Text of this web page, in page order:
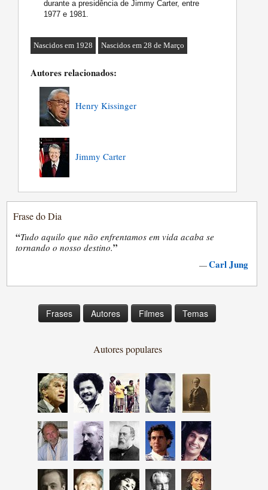
durante a presidência de Jimmy Carter, entre
1977 e 1981.
Nascidos em 1928 Nascidos em 28 de Março
Autores relacionados:
Henry Kissinger
Jimmy Carter
Frase do Dia
“Tudo aquilo que não enfrentamos em vida acaba se
tornando o nosso destino.”
—Carl Jung
Frases Autores Filmes Temas
Autores populares